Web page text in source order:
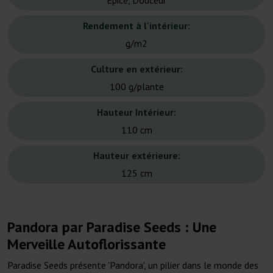
Rendement à l'intérieur:
g/m2
Culture en extérieur:
100 g/plante
Hauteur Intérieur:
110 cm
Hauteur extérieure:
125 cm
Pandora par Paradise Seeds : Une
Merveille Autoflorissante
Paradise Seeds présente 'Pandora', un pilier dans le monde des